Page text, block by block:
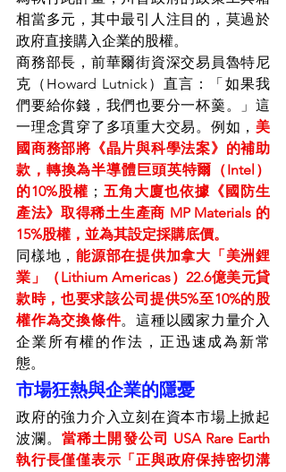
相當多元，其中最引人注目的，莫過於
政府直接購入企業的股權。
商務部長，前華爾街資深交易員魯特尼
克（Howard Lutnick）直言：「如果我
們要給你錢，我們也要分一杯羹。」這
一理念貫穿了多項重大交易。例如， 美
國商務部將《晶片與科學法案》的補助
款，轉換為半導體巨頭英特爾（Intel）
的10%股權 ； 五角大廈也依據《國防生
產法》取得稀土生產商 MP Materials 的
15%股權，並為其設定採購底價。
同樣地， 能源部在提供加拿大「美洲鋰
業」（Lithium Americas）22.6億美元貸
款時，也要求該公司提供5%至10%的股
權作為交換條件。這種以國家力量介入
企業所有權的作法，正迅速成為新常
態。
市場狂熱與企業的隱憂
政府的強力介入立刻在資本市場上掀起
波瀾。當稀土開發公司 USA Rare Earth
執行長僅僅表示「正與政府保持密切溝